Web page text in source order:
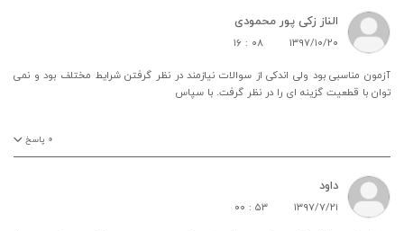
الناز زکی پور محمودی
۱۳۹۷/۱۰/۲۰ ۱۶ : ۰۸
آزمون مناسبی بود ولی اندکی از سوالات نیازمند در نظر گرفتن شرایط مختلف بود و نمی
توان با قطعیت گزینه ای را در نظر گرفت. با سپاس
۰ پاسخ
داود
۱۳۹۷/۷/۲۱ ۰۰ : ۵۳